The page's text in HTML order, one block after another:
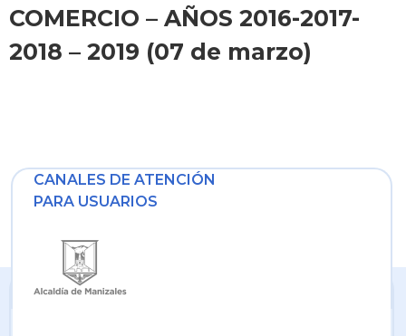
COMERCIO – AÑOS 2016-2017-
2018 – 2019 (07 de marzo)
CANALES DE ATENCIÓN
PARA USUARIOS